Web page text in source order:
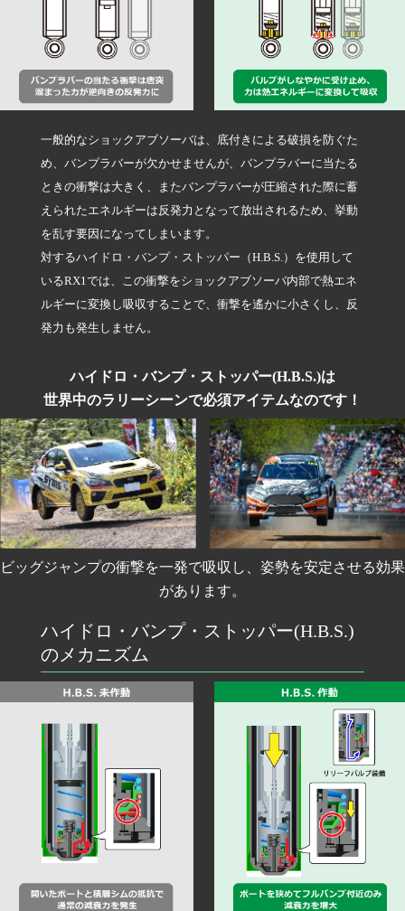
一般的なショックアブソーバは、底付きによる破損を防ぐた
め、バンプラバーが欠かせませんが、バンプラバーに当たる
ときの衝撃は大きく、またバンプラバーが圧縮された際に蓄
えられたエネルギーは反発力となって放出されるため、挙動
を乱す要因になってしまいます。
対するハイドロ・バンプ・ストッパー（H.B.S.）を使用して
いるRX1では、この衝撃をショックアブソーバ内部で熱エネ
ルギーに変換し吸収することで、衝撃を遙かに小さくし、反
発力も発生しません。
ハイドロ・バンプ・ストッパー(H.B.S.)は
世界中のラリーシーンで必須アイテムなのです！
ビッグジャンプの衝撃を一発で吸収し、姿勢を安定させる効果
があります。
ハイドロ・バンプ・ストッパー(H.B.S.)
のメカニズム